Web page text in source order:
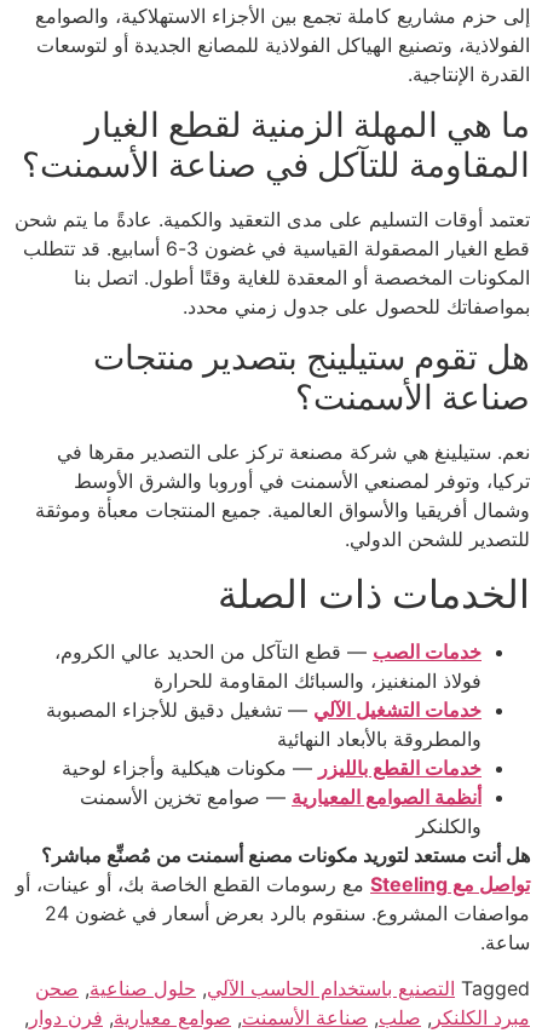
إلى حزم مشاريع كاملة تجمع بين الأجزاء الاستهلاكية، والصوامع
الفولاذية، وتصنيع الهياكل الفولاذية للمصانع الجديدة أو لتوسعات
القدرة الإنتاجية.
ما هي المهلة الزمنية لقطع الغيار
المقاومة للتآكل في صناعة الأسمنت؟
تعتمد أوقات التسليم على مدى التعقيد والكمية. عادةً ما يتم شحن
قطع الغيار المصقولة القياسية في غضون 3-6 أسابيع. قد تتطلب
المكونات المخصصة أو المعقدة للغاية وقتًا أطول. اتصل بنا
بمواصفاتك للحصول على جدول زمني محدد.
هل تقوم ستيلينج بتصدير منتجات
صناعة الأسمنت؟
نعم. ستيلينغ هي شركة مصنعة تركز على التصدير مقرها في
تركيا، وتوفر لمصنعي الأسمنت في أوروبا والشرق الأوسط
وشمال أفريقيا والأسواق العالمية. جميع المنتجات معبأة وموثقة
للتصدير للشحن الدولي.
الخدمات ذات الصلة
خدمات الصب — قطع التآكل من الحديد عالي الكروم،
فولاذ المنغنيز، والسبائك المقاومة للحرارة
خدمات التشغيل الآلي — تشغيل دقيق للأجزاء المصبوبة
والمطروقة بالأبعاد النهائية
خدمات القطع بالليزر — مكونات هيكلية وأجزاء لوحية
أنظمة الصوامع المعيارية — صوامع تخزين الأسمنت
والكلنكر
هل أنت مستعد لتوريد مكونات مصنع أسمنت من مُصنِّع مباشر؟
تواصل مع Steeling
مع رسومات القطع الخاصة بك، أو عينات، أو
مواصفات المشروع. سنقوم بالرد بعرض أسعار في غضون 24
ساعة.
Tagged التصنيع باستخدام الحاسب الآلي, حلول صناعية, صحن
مبرد الكلنكر , صلب, صناعة الأسمنت, صوامع معيارية, فرن دوار ,